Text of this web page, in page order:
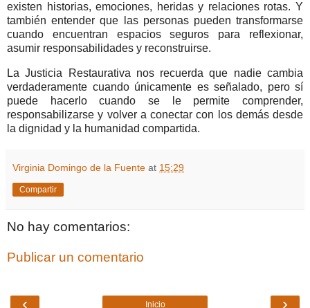
existen historias, emociones, heridas y relaciones rotas. Y
también entender que las personas pueden transformarse
cuando encuentran espacios seguros para reflexionar,
asumir responsabilidades y reconstruirse.
La Justicia Restaurativa nos recuerda que nadie cambia
verdaderamente cuando únicamente es señalado, pero sí
puede hacerlo cuando se le permite comprender,
responsabilizarse y volver a conectar con los demás desde
la dignidad y la humanidad compartida.
Virginia Domingo de la Fuente at 15:29
Compartir
No hay comentarios:
Publicar un comentario
‹ ›
Inicio